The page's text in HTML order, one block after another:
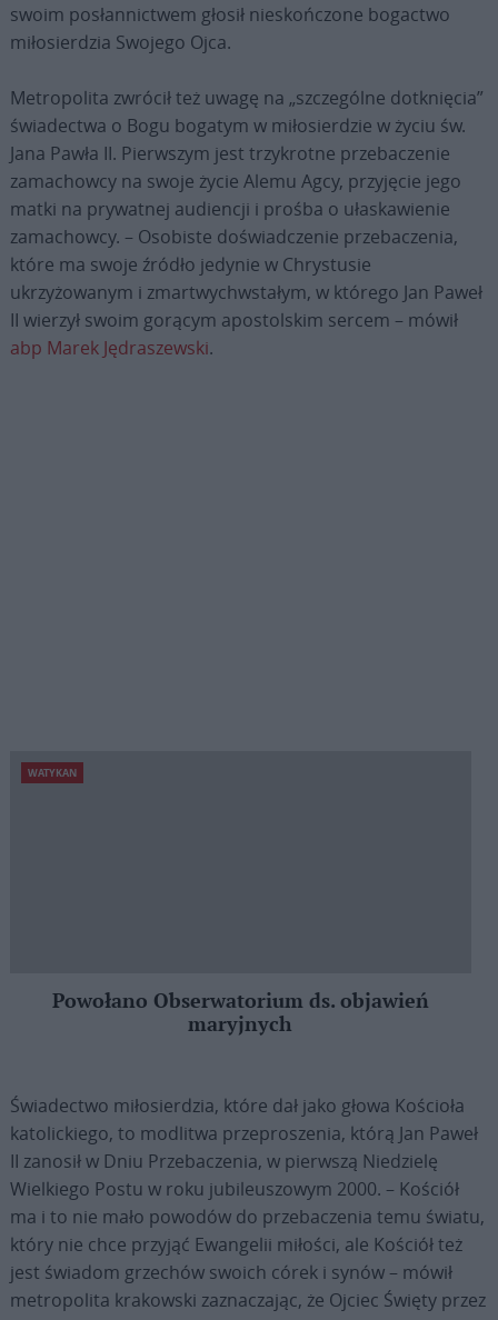
swoim posłannictwem głosił nieskończone bogactwo
miłosierdzia Swojego Ojca.
Metropolita zwrócił też uwagę na „szczególne dotknięcia”
świadectwa o Bogu bogatym w miłosierdzie w życiu św.
Jana Pawła II. Pierwszym jest trzykrotne przebaczenie
zamachowcy na swoje życie Alemu Agcy, przyjęcie jego
matki na prywatnej audiencji i prośba o ułaskawienie
zamachowcy. – Osobiste doświadczenie przebaczenia,
które ma swoje źródło jedynie w Chrystusie
ukrzyżowanym i zmartwychwstałym, w którego Jan Paweł
II wierzył swoim gorącym apostolskim sercem – mówił
abp Marek Jędraszewski.
WATYKAN
Powołano Obserwatorium ds. objawień
maryjnych
Świadectwo miłosierdzia, które dał jako głowa Kościoła
katolickiego, to modlitwa przeproszenia, którą Jan Paweł
II zanosił w Dniu Przebaczenia, w pierwszą Niedzielę
Wielkiego Postu w roku jubileuszowym 2000. – Kościół
ma i to nie mało powodów do przebaczenia temu światu,
który nie chce przyjąć Ewangelii miłości, ale Kościół też
jest świadom grzechów swoich córek i synów – mówił
metropolita krakowski zaznaczając, że Ojciec Święty przez